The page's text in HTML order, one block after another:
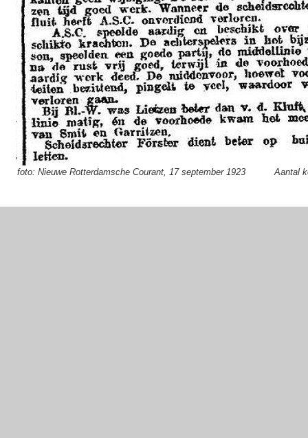
foto: Nieuwe Rotterdamsche Courant, 17 september 1923 Aantal